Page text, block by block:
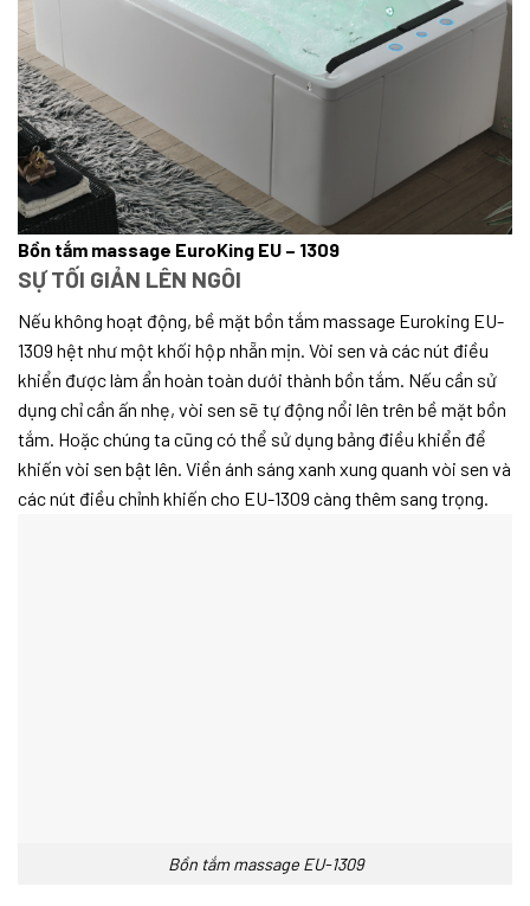
Bồn tắm massage EuroKing EU – 1309
SỰ TỐI GIẢN LÊN NGÔI
Nếu không hoạt động, bề mặt bồn tắm massage Euroking EU-
1309 hệt như một khối hộp nhẵn mịn. Vòi sen và các nút điều
khiển được làm ẩn hoàn toàn dưới thành bồn tắm. Nếu cần sử
dụng chỉ cần ấn nhẹ, vòi sen sẽ tự động nổi lên trên bề mặt bồn
tắm. Hoặc chúng ta cũng có thể sử dụng bảng điều khiển để
khiến vòi sen bật lên. Viền ánh sáng xanh xung quanh vòi sen và
các nút điều chỉnh khiến cho EU-1309 càng thêm sang trọng.
Bồn tắm massage EU-1309